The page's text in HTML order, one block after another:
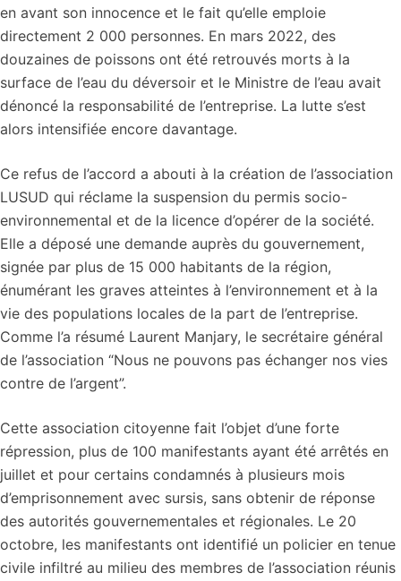
en avant son innocence et le fait qu’elle emploie
directement 2 000 personnes. En mars 2022, des
douzaines de poissons ont été retrouvés morts à la
surface de l’eau du déversoir et le Ministre de l’eau avait
dénoncé la responsabilité de l’entreprise. La lutte s’est
alors intensifiée encore davantage.
Ce refus de l’accord a abouti à la création de l’association
LUSUD qui réclame la suspension du permis socio-
environnemental et de la licence d’opérer de la société.
Elle a déposé une demande auprès du gouvernement,
signée par plus de 15 000 habitants de la région,
énumérant les graves atteintes à l’environnement et à la
vie des populations locales de la part de l’entreprise.
Comme l’a résumé Laurent Manjary, le secrétaire général
de l’association “Nous ne pouvons pas échanger nos vies
contre de l’argent”.
Cette association citoyenne fait l’objet d’une forte
répression, plus de 100 manifestants ayant été arrêtés en
juillet et pour certains condamnés à plusieurs mois
d’emprisonnement avec sursis, sans obtenir de réponse
des autorités gouvernementales et régionales. Le 20
octobre, les manifestants ont identifié un policier en tenue
civile infiltré au milieu des membres de l’association réunis